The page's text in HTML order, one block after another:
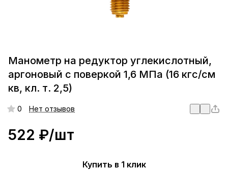
Манометр на редуктор углекислотный,
аргоновый с поверкой 1,6 МПа (16 кгс/см
кв, кл. т. 2,5)
0 Нет отзывов
522 ₽/шт
Купить в 1 клик